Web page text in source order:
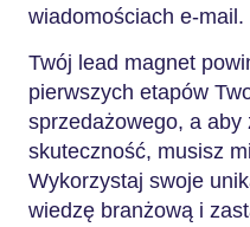
wiadomościach e-mail.
Twój lead magnet
pierwszych etapów
sprzedażowego, a
skuteczność, musisz
Wykorzystaj swoje
wiedzę branżową i